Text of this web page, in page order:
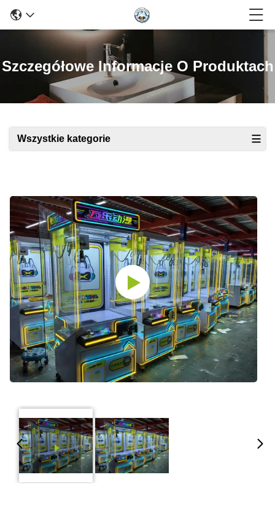
Szczegółowe Informacje O Produktach
Wszystkie kategorie